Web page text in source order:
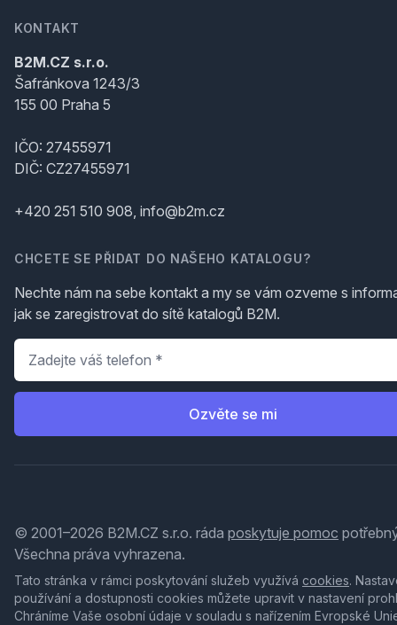
KONTAKT
B2M.CZ s.r.o.
Šafránkova 1243/3
155 00 Praha 5
IČO: 27455971
DIČ: CZ27455971
+420 251 510 908, info@b2m.cz
CHCETE SE PŘIDAT DO NAŠEHO KATALOGU?
Nechte nám na sebe kontakt a my se vám ozveme s
jak se zaregistrovat do sítě katalogů B2M.
Telefon
Ozvěte se mi
© 2001–2026 B2M.CZ s.r.o. ráda poskytuje pomoc
Všechna práva vyhrazena.
Tato stránka v rámci poskytování služeb využívá cookies.
používání a dostupnosti cookies můžete upravit v nastavení
Chráníme Vaše osobní údaje v souladu s nařízením Evropské